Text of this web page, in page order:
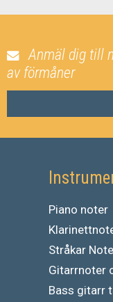
Anmäl dig till
av förmåner
Piano noter
Stråkar
Gitarrnoter
Bass gitarr